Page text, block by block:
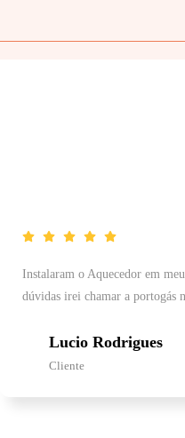
Instalaram o Aquecedor em
dúvidas irei chamar a portogás
Lucio Rodrigues
Cliente